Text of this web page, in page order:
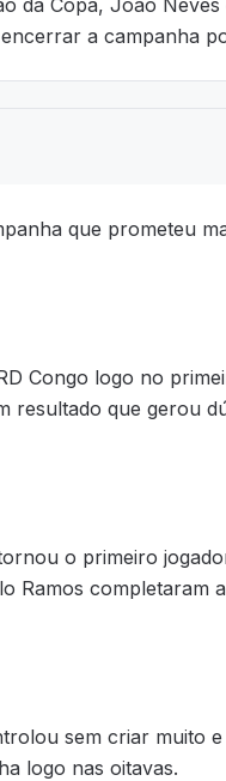
da Copa, João
a campanha
que prometeu
Congo logo no
que gerou
o primeiro
Ramos completaram
sem criar muito
logo nas oitavas.